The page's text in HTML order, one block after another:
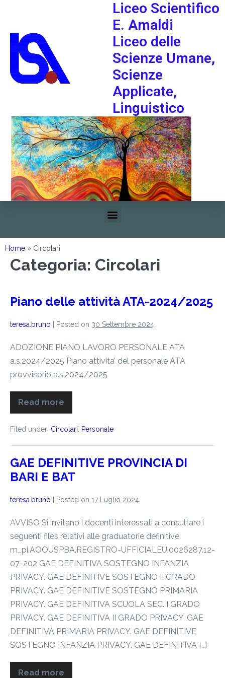
Liceo Scientifico
E. Amaldi
Liceo delle
Scienze Umane,
Scienze
Applicate,
Linguistico
Home » Circolari
Categoria: Circolari
Piano delle attività ATA-2024/2025
teresa.bruno Posted on 30 Settembre 2024
ADOZIONE PIANO LAVORO PERSONALE ATA
a.s.2024/2025 Piano attivita’ del personale ATA
provvisorio a.s.2024/2025
Read more
Filed under: Circolari Personale
GAE DEFINITIVE PROVINCIA DI
BARI E BAT
teresa.bruno Posted on 17 Luglio 2024
AVVISO Si invitano i docenti interessati a consultare i
seguenti files relativi alle graduatorie definitive.
m_pi.AOOUSPBA.REGISTRO-UFFICIALEU.0026287.12-
07-202 GAE DEFINITIVA SOSTEGNO INFANZIA
PRIVACY. GAE DEFINITIVE SOSTEGNO II GRADO
PRIVACY. GAE DEFINITIVE SOSTEGNO PRIMARIA
PRIVACY. GAE DEFINITIVA SCUOLA SEC. I GRADO
PRIVACY. GAE DEFINITIVA II GRADO PRIVACY. GAE
DEFINITIVA PRIMARIA PRIVACY. GAE DEFINITIVE
SOSTEGNO INFANZIA PRIVACY. GAE DEFINITIVA […]
Read more